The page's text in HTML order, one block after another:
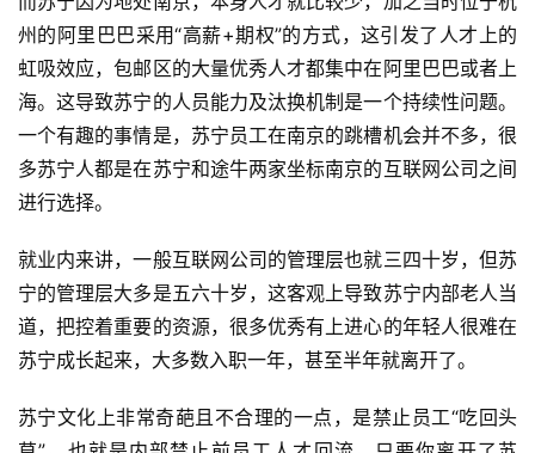
未
来
医
智
能
驾
驶
智
慧
市
登录 注册
州的阿里巴巴采用“高薪+期权”的方式，这引发了人才上的
虹吸效应，包邮区的大量优秀人才都集中在阿里巴巴或者上
海。这导致苏宁的人员能力及汰换机制是一个持续性问题。
一个有趣的事情是，苏宁员工在南京的跳槽机会并不多，很
多苏宁人都是在苏宁和途牛两家坐标南京的互联网公司之间
进行选择。
就业内来讲，一般互联网公司的管理层也就三四十岁，但苏
宁的管理层大多是五六十岁，这客观上导致苏宁内部老人当
道，把控着重要的资源，很多优秀有上进心的年轻人很难在
苏宁成长起来，大多数入职一年，甚至半年就离开了。
苏宁文化上非常奇葩且不合理的一点，是禁止员工“吃回头